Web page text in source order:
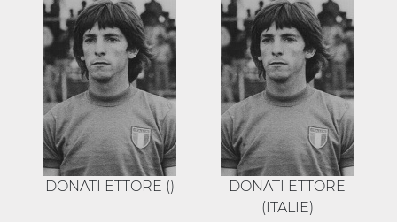
DONATI ETTORE ()
DONATI ETTORE
(ITALIE)